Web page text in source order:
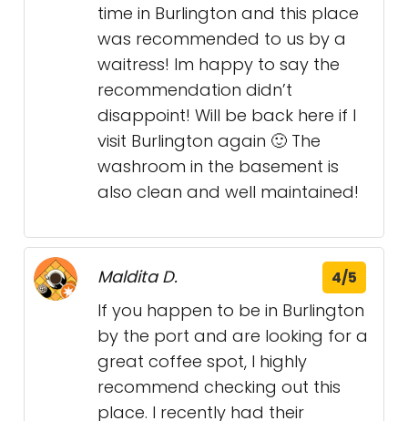
time in Burlington and this place
was recommended to us by a
waitress! Im happy to say the
recommendation didn’t
disappoint! Will be back here if I
visit Burlington again 🙂 The
washroom in the basement is
also clean and well maintained!
Maldita D. 4/5
If you happen to be in Burlington
by the port and are looking for a
great coffee spot, I highly
recommend checking out this
place. I recently had their